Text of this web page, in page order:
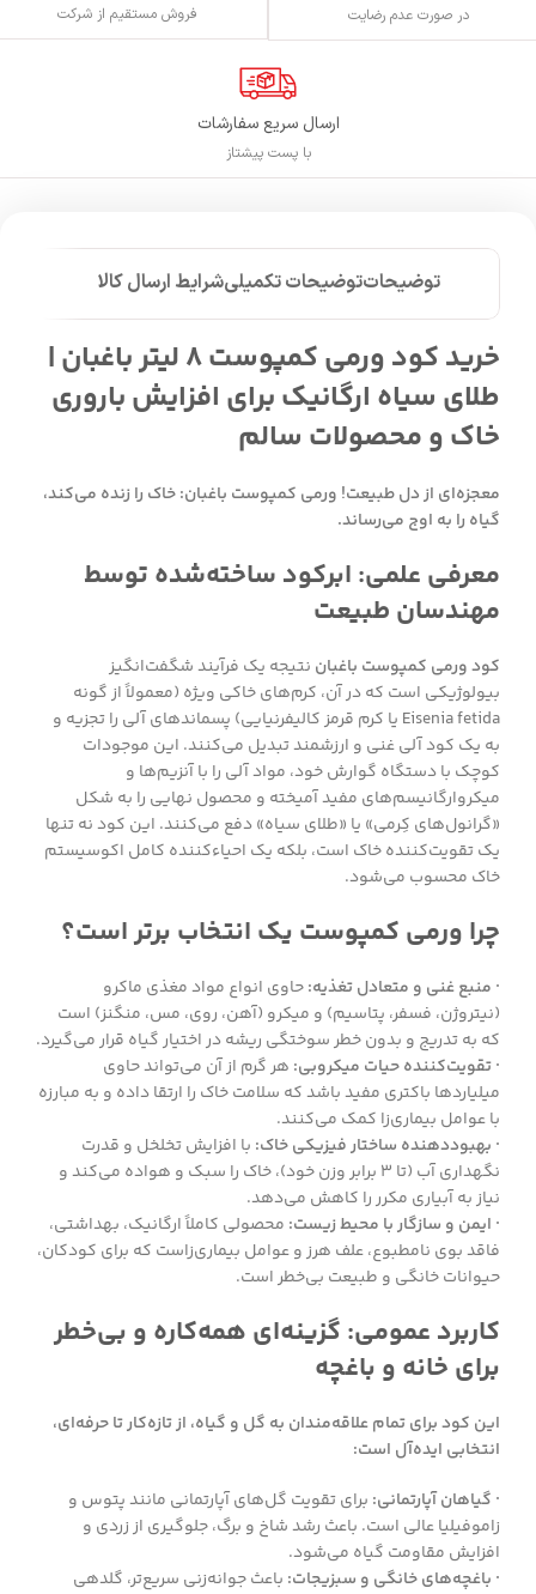
در صورت عدم رضایت فروش مستقیم از شرکت
ارسال سریع سفارشات
با پست پیشتاز
توضیحاتتوضیحات تکمیلیشرایط ارسال کالا
خرید کود ورمی کمپوست 8 لیتر باغبان |
طلای سیاه ارگانیک برای افزایش باروری
خاک و محصولات سالم
معجزه‌ای از دل طبیعت! ورمی کمپوست باغبان: خاک را زنده می‌کند،
گیاه را به اوج می‌رساند.
معرفی علمی: ابرکود ساخته‌شده توسط
مهندسان طبیعت
کود ورمی کمپوست باغبان نتیجه یک فرآیند شگفت‌انگیز
بیولوژیکی است که در آن، کرم‌های خاکی ویژه (معمولاً از گونه
Eisenia fetida یا کرم قرمز کالیفرنیایی) پسماندهای آلی را تجزیه و
به یک کود آلی غنی و ارزشمند تبدیل می‌کنند. این موجودات
کوچک با دستگاه گوارش خود، مواد آلی را با آنزیم‌ها و
میکروارگانیسم‌های مفید آمیخته و محصول نهایی را به شکل
«گرانول‌های کِرمی» یا «طلای سیاه» دفع می‌کنند. این کود نه تنها
یک تقویت‌کننده خاک است، بلکه یک احیاءکننده کامل اکوسیستم
خاک محسوب می‌شود.
چرا ورمی کمپوست یک انتخاب برتر است؟
· منبع غنی و متعادل تغذیه:حاوی انواع مواد مغذی ماکرو
(نیتروژن، فسفر، پتاسیم) و میکرو (آهن، روی، مس، منگنز) است
که به تدریج و بدون خطر سوختگی ریشه در اختیار گیاه قرار می‌گیرد.
· تقویت‌کننده حیات میکروبی: هر گرم از آن می‌تواند حاوی
میلیاردها باکتری مفید باشد که سلامت خاک را ارتقا داده و به مبارزه
با عوامل بیماری‌زا کمک می‌کنند.
· بهبوددهنده ساختار فیزیکی خاک: با افزایش تخلخل و قدرت
نگهداری آب (تا ۳ برابر وزن خود)، خاک را سبک و هواده می‌کند و
نیاز به آبیاری مکرر را کاهش می‌دهد.
· ایمن و سازگار با محیط زیست: محصولی کاملاً ارگانیک، بهداشتی،
فاقد بوی نامطبوع، علف هرز و عوامل بیماری‌زاست که برای کودکان،
حیوانات خانگی و طبیعت بی‌خطر است.
کاربرد عمومی: گزینه‌ای همه‌کاره و بی‌خطر
برای خانه و باغچه
این کود برای تمام علاقه‌مندان به گل و گیاه، از تازه‌کار تا حرفه‌ای،
انتخابی ایده‌آل است:
· گیاهان آپارتمانی: برای تقویت گل‌های آپارتمانی مانند پتوس و
زاموفیلیا عالی است. باعث رشد شاخ و برگ، جلوگیری از زردی و
افزایش مقاومت گیاه می‌شود.
· باغچه‌های خانگی و سبزیجات: باعث جوانه‌زنی سریع‌تر، گلدهی